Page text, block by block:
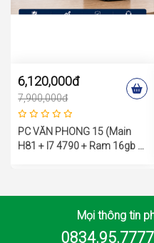
6,120,000đ
7,900,000đ
PC VĂN PHONG 15 (Main
H81 + I7 4790 + Ram 16gb +
Mọi thông tin